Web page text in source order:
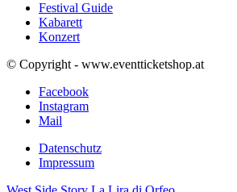
Festival Guide
Kabarett
Konzert
© Copyright - www.eventticketshop.at
Facebook
Instagram
Mail
Datenschutz
Impressum